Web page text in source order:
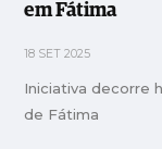
em Fátima
18 SET 2025
Iniciativa decorre
de Fátima